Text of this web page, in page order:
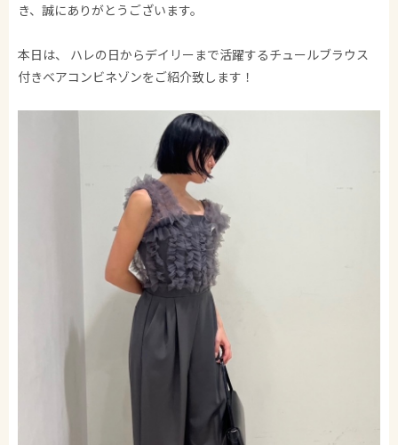
き、誠にありがとうございます。
本日は、 ハレの日からデイリーまで活躍するチュールブラウス
付きベアコンビネゾンをご紹介致します！